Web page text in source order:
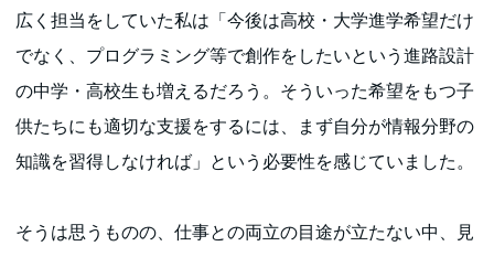
広く担当をしていた私は「今後は高校・大学進学希望だけ
でなく、プログラミング等で創作をしたいという進路設計
の中学・高校生も増えるだろう。そういった希望をもつ子
供たちにも適切な支援をするには、まず自分が情報分野の
知識を習得しなければ」という必要性を感じていました。
そうは思うものの、仕事との両立の目途が立たない中、見